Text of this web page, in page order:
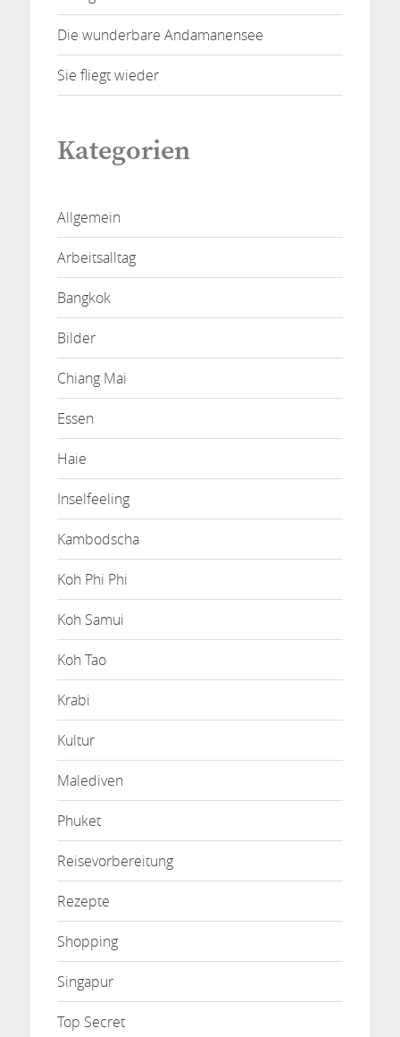
Die wunderbare Andamanensee
Sie fliegt wieder
Kategorien
Allgemein
Arbeitsalltag
Bangkok
Bilder
Chiang Mai
Essen
Haie
Inselfeeling
Kambodscha
Koh Phi Phi
Koh Samui
Koh Tao
Krabi
Kultur
Malediven
Phuket
Reisevorbereitung
Rezepte
Shopping
Singapur
Top Secret